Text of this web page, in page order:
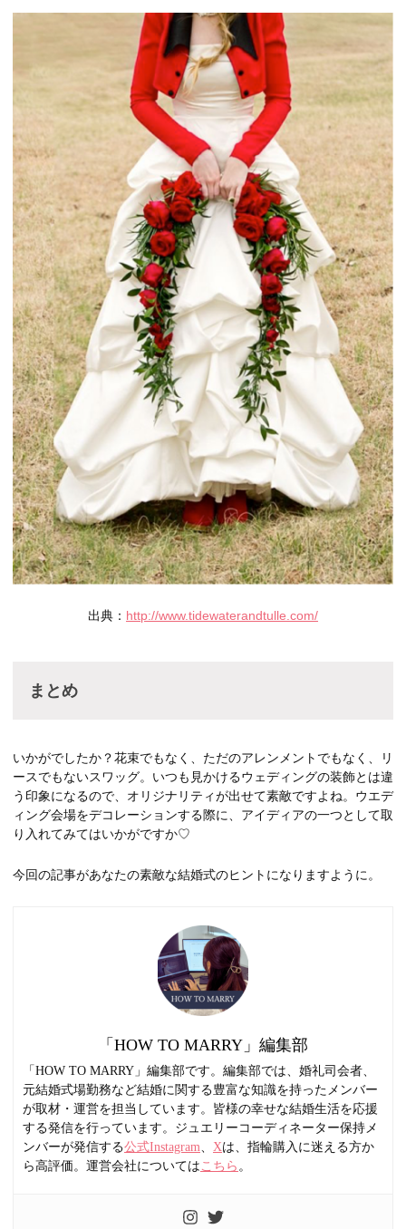
出典： http://www.tidewaterandtulle.com/
まとめ
いかがでしたか？花束でもなく、ただのアレンメントでもなく、リ
ースでもないスワッグ。いつも見かけるウェディングの装飾とは違
う印象になるので、オリジナリティが出せて素敵ですよね。ウエデ
ィング会場をデコレーションする際に、アイディアの一つとして取
り入れてみてはいかがですか♡
今回の記事があなたの素敵な結婚式のヒントになりますように。
「HOW TO MARRY」編集部
「HOW TO MARRY」編集部です。編集部では、婚礼司会者、
元結婚式場勤務など結婚に関する豊富な知識を持ったメンバー
が取材・運営を担当しています。皆様の幸せな結婚生活を応援
する発信を行っています。ジュエリーコーディネーター保持メ
ンバーが発信する公式Instagram Xは、指輪購入に迷える方か
ら高評価。運営会社については こちら 。